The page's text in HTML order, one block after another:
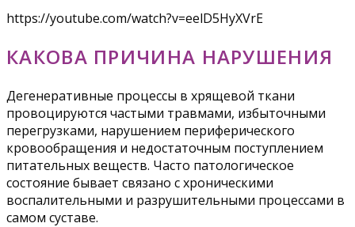
https://youtube.com/watch?v=eelD5HyXVrE
КАКОВА ПРИЧИНА НАРУШЕНИЯ
Дегенеративные процессы в хрящевой ткани
провоцируются частыми травмами, избыточными
перегрузками, нарушением периферического
кровообращения и недостаточным поступлением
питательных веществ. Часто патологическое
состояние бывает связано с хроническими
воспалительными и разрушительными процессами в
самом суставе.